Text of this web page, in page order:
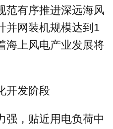
范有序推进深远海风
并网装机规模达到1
海上风电产业发展将
开发阶段
强，贴近用电负荷中